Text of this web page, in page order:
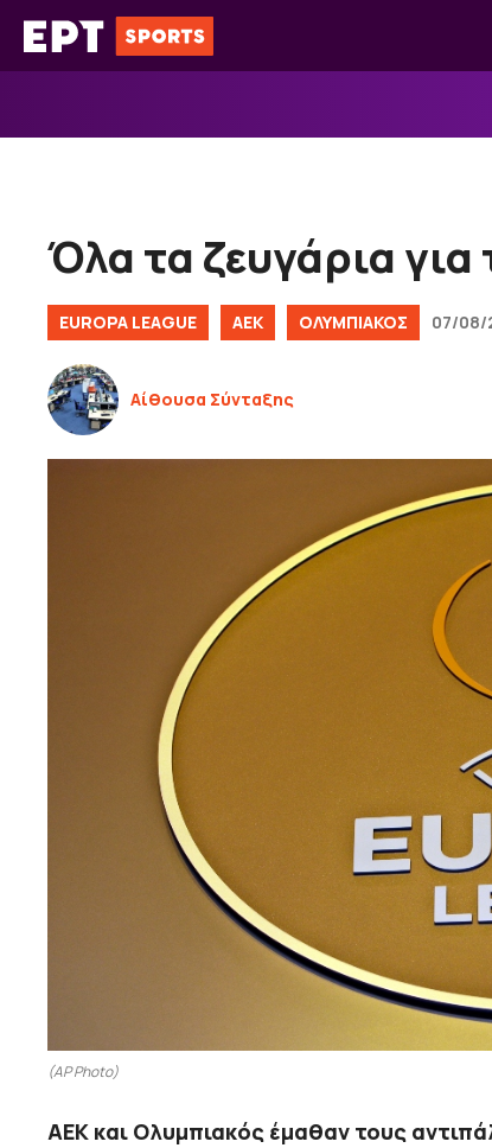
Μετάβαση
σε
Όλα τα ζευγάρια
EUROPA LEAGUE ΑΕΚ ΟΛΥΜΠΙΑΚΟΣ 07/08/
Αίθουσα Σύνταξης
(AP Photo)
ΑΕΚ και Ολυμπιακός έμαθαν τους